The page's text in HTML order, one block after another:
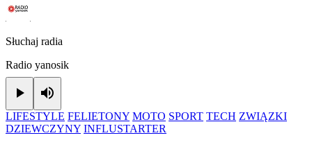
Słuchaj radia
Radio yanosik
Play
LIFESTYLE FELIETONY MOTO SPORT TECH ZWIĄZKI
DZIEWCZYNY INFLUSTARTER